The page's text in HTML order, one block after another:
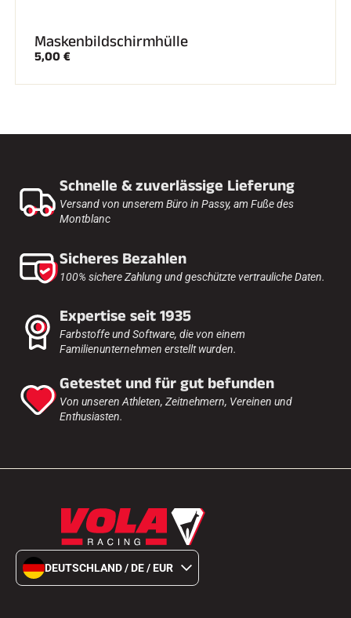
Maskenbildschirmhülle
5,00 €
Schnelle & zuverlässige Lieferung
Versand von unserem Büro in Passy, am Fuße des
Montblanc
Sicheres Bezahlen
100% sichere Zahlung und geschützte vertrauliche Daten.
Expertise seit 1935
Farbstoffe und Software, die von einem
Familienunternehmen erstellt wurden.
Getestet und für gut befunden
Von unseren Athleten, Zeitnehmern, Vereinen und
Enthusiasten.
DEUTSCHLAND / DE / EUR